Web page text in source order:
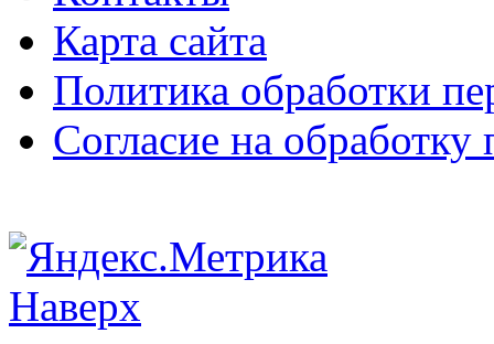
Карта сайта
Политика обработки
Согласие на
Наверх